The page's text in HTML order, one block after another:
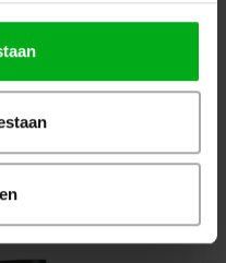
| Openingshoek: 40° |
prijzen